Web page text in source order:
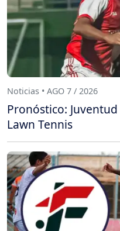
Noticias • AGO 7 / 2026
Pronóstico:
Lawn Tennis